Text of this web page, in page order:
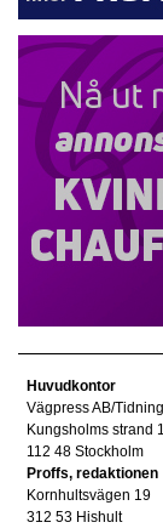
Huvudkontor
Vägpress AB/
Kungsholms strand
112 48 Stockholm
Proffs, redaktionen
Kornhultsvägen 19
312 53 Hishult